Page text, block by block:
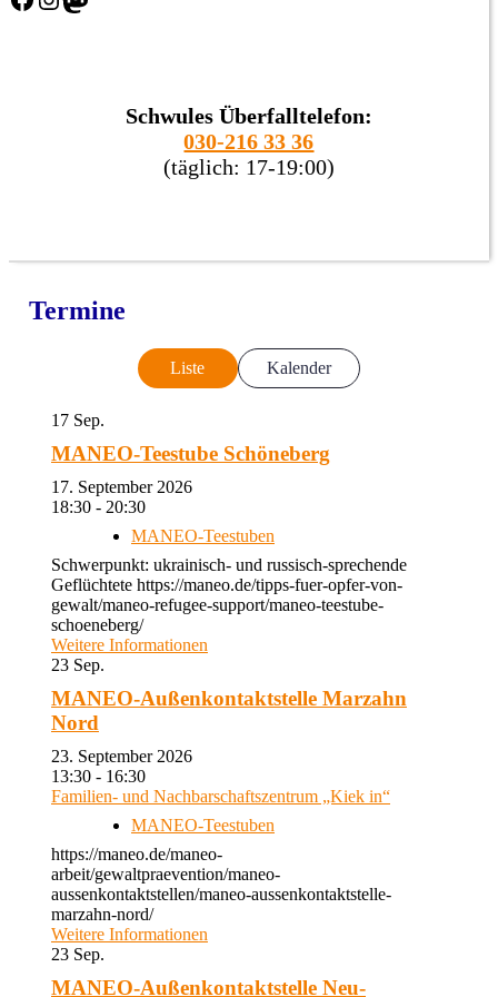
Schwules Überfalltelefon:
030-216 33 36
(täglich: 17-19:00)
Termine
Liste Kalender
17 Sep.
MANEO-Teestube Schöneberg
17. September 2026
18:30 - 20:30
MANEO-Teestuben
Schwerpunkt: ukrainisch- und russisch-sprechende
Geflüchtete https://maneo.de/tipps-fuer-opfer-von-
gewalt/maneo-refugee-support/maneo-teestube-
schoeneberg/
Weitere Informationen
23 Sep.
MANEO-Außenkontaktstelle Marzahn
Nord
23. September 2026
13:30 - 16:30
Familien- und Nachbarschaftszentrum „Kiek in“
MANEO-Teestuben
https://maneo.de/maneo-
arbeit/gewaltpraevention/maneo-
aussenkontaktstellen/maneo-aussenkontaktstelle-
marzahn-nord/
Weitere Informationen
23 Sep.
MANEO-Außenkontaktstelle Neu-